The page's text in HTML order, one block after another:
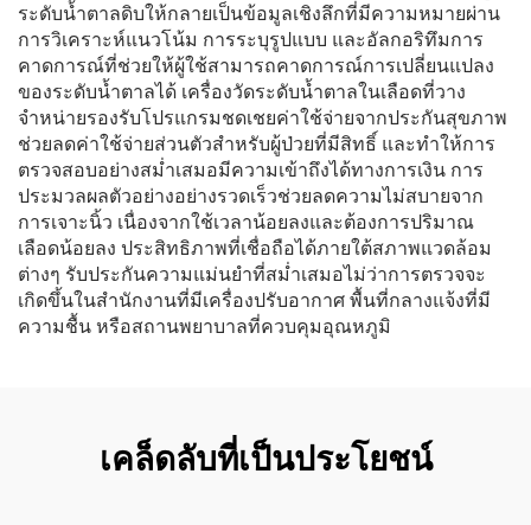
ระดับน้ำตาลดิบให้กลายเป็นข้อมูลเชิงลึกที่มีความหมายผ่าน
การวิเคราะห์แนวโน้ม การระบุรูปแบบ และอัลกอริทึมการ
คาดการณ์ที่ช่วยให้ผู้ใช้สามารถคาดการณ์การเปลี่ยนแปลง
ของระดับน้ำตาลได้ เครื่องวัดระดับน้ำตาลในเลือดที่วาง
จำหน่ายรองรับโปรแกรมชดเชยค่าใช้จ่ายจากประกันสุขภาพ
ช่วยลดค่าใช้จ่ายส่วนตัวสำหรับผู้ป่วยที่มีสิทธิ์ และทำให้การ
ตรวจสอบอย่างสม่ำเสมอมีความเข้าถึงได้ทางการเงิน การ
ประมวลผลตัวอย่างอย่างรวดเร็วช่วยลดความไม่สบายจาก
การเจาะนิ้ว เนื่องจากใช้เวลาน้อยลงและต้องการปริมาณ
เลือดน้อยลง ประสิทธิภาพที่เชื่อถือได้ภายใต้สภาพแวดล้อม
ต่างๆ รับประกันความแม่นยำที่สม่ำเสมอไม่ว่าการตรวจจะ
เกิดขึ้นในสำนักงานที่มีเครื่องปรับอากาศ พื้นที่กลางแจ้งที่มี
ความชื้น หรือสถานพยาบาลที่ควบคุมอุณหภูมิ
เคล็ดลับที่เป็นประโยชน์